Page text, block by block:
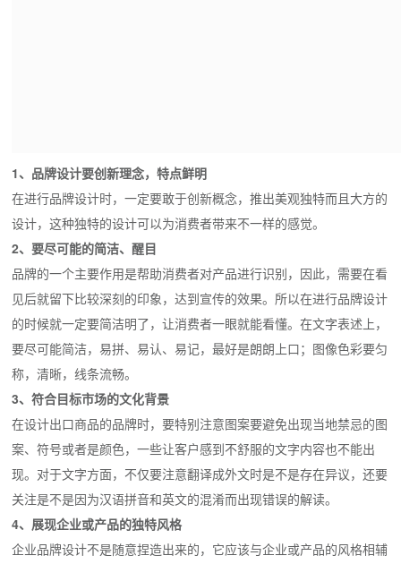
1、品牌设计要创新理念，特点鲜明
在进行品牌设计时，一定要敢于创新概念，推出美观独特而且大方的
设计，这种独特的设计可以为消费者带来不一样的感觉。
2、要尽可能的简洁、醒目
品牌的一个主要作用是帮助消费者对产品进行识别，因此，需要在看
见后就留下比较深刻的印象，达到宣传的效果。所以在进行品牌设计
的时候就一定要简洁明了，让消费者一眼就能看懂。在文字表述上，
要尽可能简洁，易拼、易认、易记，最好是朗朗上口；图像色彩要匀
称，清晰，线条流畅。
3、符合目标市场的文化背景
在设计出口商品的品牌时，要特别注意图案要避免出现当地禁忌的图
案、符号或者是颜色，一些让客户感到不舒服的文字内容也不能出
现。对于文字方面，不仅要注意翻译成外文时是不是存在异议，还要
关注是不是因为汉语拼音和英文的混淆而出现错误的解读。
4、展现企业或产品的独特风格
企业品牌设计不是随意捏造出来的，它应该与企业或产品的风格相辅